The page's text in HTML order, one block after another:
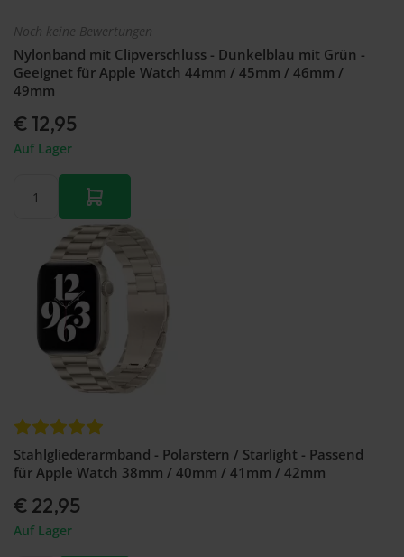
Noch keine Bewertungen
Nylonband mit Clipverschluss - Dunkelblau mit Grün -
Geeignet für Apple Watch 44mm / 45mm / 46mm /
49mm
€ 12,95
Auf Lager
Stahlgliederarmband - Polarstern / Starlight - Passend
für Apple Watch 38mm / 40mm / 41mm / 42mm
€ 22,95
Auf Lager